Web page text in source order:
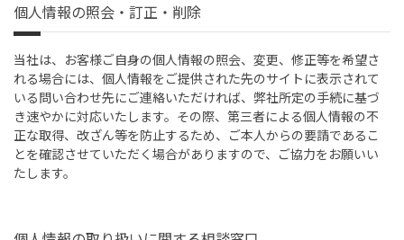
個人情報の照会・訂正・削除
当社は、お客様ご自身の個人情報の照会、変更、修正等を希望さ
れる場合には、個人情報をご提供された先のサイトに表示されて
いる問い合わせ先にご連絡いただければ、弊社所定の手続に基づ
き速やかに対応いたします。その際、第三者による個人情報の不
正な取得、改ざん等を防止するため、ご本人からの要請であるこ
とを確認させていただく場合がありますので、ご協力をお願いい
たします。